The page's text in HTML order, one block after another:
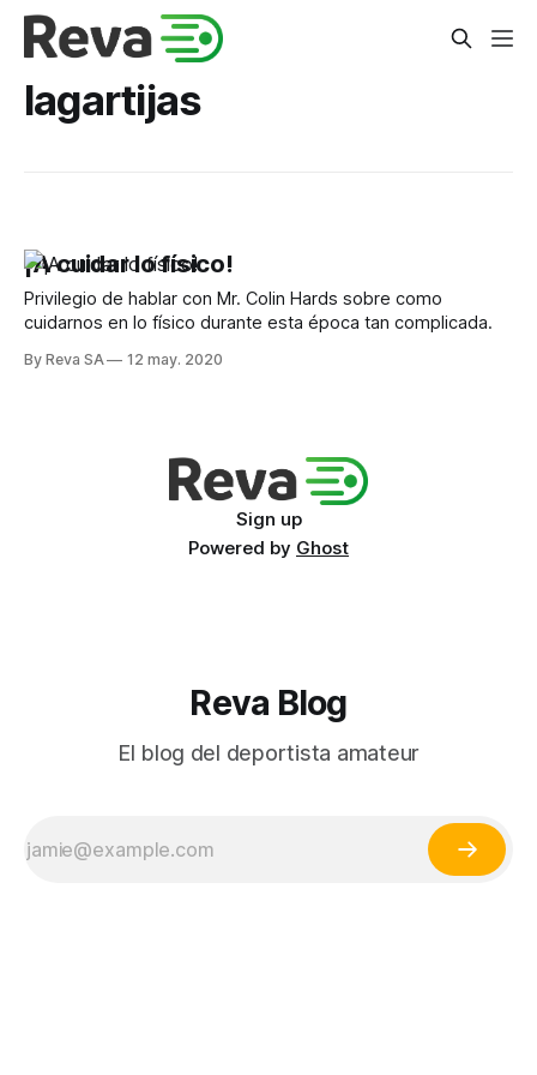
lagartijas
¡A cuidar lo físico!
Privilegio de hablar con Mr. Colin Hards sobre como
cuidarnos en lo físico durante esta época tan complicada.
By Reva SA 12 may. 2020
Sign up
Powered by Ghost
Reva Blog
El blog del deportista amateur